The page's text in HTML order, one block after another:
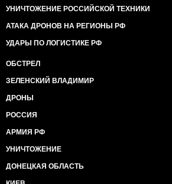
УНИЧТОЖЕНИЕ РОССИЙСКОЙ ТЕХНИКИ
АТАКА ДРОНОВ НА РЕГИОНЫ РФ
УДАРЫ ПО ЛОГИСТИКЕ РФ
ОБСТРЕЛ
ЗЕЛЕНСКИЙ ВЛАДИМИР
ДРОНЫ
РОССИЯ
АРМИЯ РФ
УНИЧТОЖЕНИЕ
ДОНЕЦКАЯ ОБЛАСТЬ